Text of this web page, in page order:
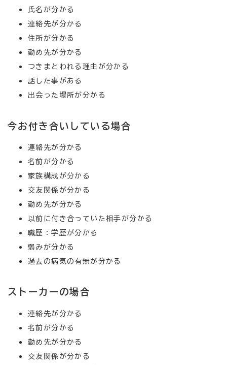
氏名が分かる
連絡先が分かる
住所が分かる
勤め先が分かる
つきまとわれる理由が分かる
話した事がある
出会った場所が分かる
今お付き合いしている場合
連絡先が分かる
名前が分かる
家族構成が分かる
交友関係が分かる
勤め先が分かる
以前に付き合っていた相手が分かる
職歴：学歴が分かる
弱みが分かる
過去の病気の有無が分かる
ストーカーの場合
連絡先が分かる
名前が分かる
勤め先が分かる
交友関係が分かる